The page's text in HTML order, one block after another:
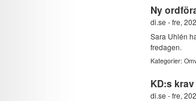
Ny
di.se -fre,
Sara Uhlén
fredagen.
Kategorier:
KD:s
di.se -fre,